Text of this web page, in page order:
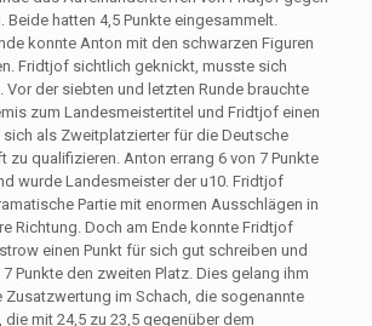
Beide hatten 4,5 Punkte eingesammelt.
konnte Anton mit den schwarzen Figuren
Fridtjof sichtlich geknickt, musste sich
Vor der siebten und letzten Runde brauchte
zum Landesmeistertitel und Fridtjof einen
sich als Zweitplatzierter für die Deutsche
zu qualifizieren. Anton errang 6 von 7 Punkte
wurde Landesmeister der u10. Fridtjof
Partie mit enormen Ausschlägen in
Richtung. Doch am Ende konnte Fridtjof
einen Punkt für sich gut schreiben und
Punkte den zweiten Platz. Dies gelang ihm
Zusatzwertung im Schach, die sogenannte
mit 24,5 zu 23,5 gegenüber dem